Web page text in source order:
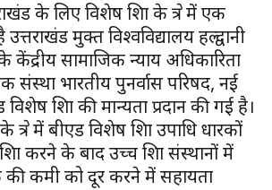
के लिए विशेष शिक्षा के क्षेत्र में एक
मुक्त विश्वविद्यालय हल्द्वानी
केंद्रीय सामाजिक न्याय अधिकारिता
संस्था भारतीय पुनर्वास परिषद, नई
विशेष शिक्षा की मान्यता प्रदान की गई है।
में बीएड विशेष शिक्षा उपाधि धारकों
करने के बाद उच्च शिक्षा संस्थानों में
की कमी को दूर करने में सहायता